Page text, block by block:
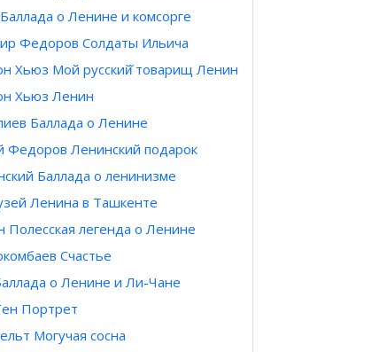
о Ленине и комсорге
Федоров Солдаты Ильича
Хьюз Мой русский̆ товарищ Ленин
Хьюз Ленин
Баллада о Ленине
Федоров Ленинский подарок
Баллада о ленинизме
Ленина в Ташкенте
Полесская легенда о Ленине
Счастье
о Ленине и Ли-Чане
Портрет
Могучая сосна